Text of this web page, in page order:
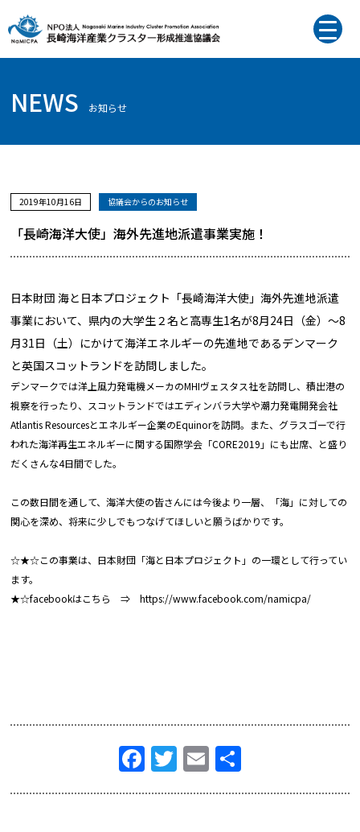
NEWS お知らせ
2019年10月16日 協議会からのお知らせ
「長崎海洋大使」海外先進地派遣事業実施！
日本財団 海と日本プロジェクト「長崎海洋大使」海外先進地派遣
事業において、県内の大学生２名と高専生1名が8月24日（金）～8
月31日（土）にかけて海洋エネルギーの先進地であるデンマーク
と英国スコットランドを訪問しました。
デンマークでは洋上風力発電機メーカのMHIヴェスタス社を訪問し、積出港の
視察を行ったり、スコットランドではエディンバラ大学や潮力発電開発会社
Atlantis Resourcesとエネルギー企業のEquinorを訪問。また、グラスゴーで行
われた海洋再生エネルギーに関する国際学会「CORE2019」にも出席、と盛り
だくさんな4日間でした。
この数日間を通して、海洋大使の皆さんには今後より一層、「海」に対しての
関心を深め、将来に少しでもつなげてほしいと願うばかりです。
☆★☆この事業は、日本財団「海と日本プロジェクト」の一環として行ってい
ます。
★☆facebookはこちら ⇒https://www.facebook.com/namicpa/
Facebook
Twitter
Email
有